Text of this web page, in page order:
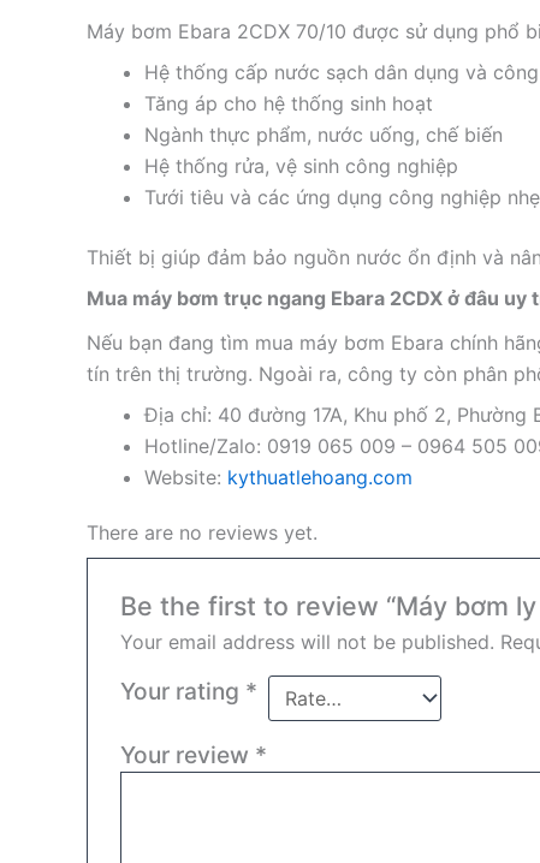
Máy bơm Ebara 2CDX 70/10 được sử dụng phổ
Hệ thống cấp nước sạch dân dụng và
Tăng áp cho hệ thống sinh hoạt
Ngành thực phẩm, nước uống, chế biến
Hệ thống rửa, vệ sinh công nghiệp
Tưới tiêu và các ứng dụng công nghiệp nhẹ
Thiết bị giúp đảm bảo nguồn nước ổn định và
Mua máy bơm trục ngang Ebara 2CDX ở đâu uy
Nếu bạn đang tìm mua máy bơm Ebara chính
tín trên thị trường. Ngoài ra, công ty còn phân
Địa chỉ: 40 đường 17A, Khu phố 2, Phường
Hotline/Zalo: 0919 065 009 – 0964 505
Website: kythuatlehoang.com
There are no reviews yet.
Be the first to review “Máy bơm
Your email address will not be published.
Your rating *
Your review *